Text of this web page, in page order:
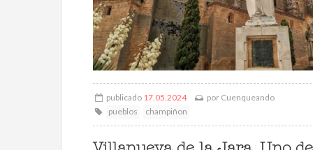
publicado 17.05.2024 por Cuenqueando
pueblos
champiñon